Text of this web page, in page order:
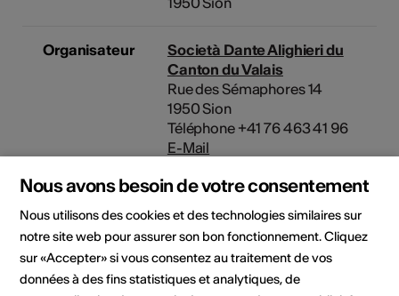
Organisateur
Società Dante Alighieri du
Canton du Valais
Rue des Sémaphores 14
1950 Sion
Téléphone +41 76 463 41 96
E-Mail
Domaine
Type d'événement
Conférence
Nous avons besoin de votre consentement
Nous utilisons des cookies et des technologies similaires sur
notre site web pour assurer son bon fonctionnement. Cliquez
sur «Accepter» si vous consentez au traitement de vos
données à des fins statistiques et analytiques, de